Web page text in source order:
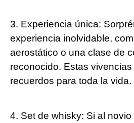
3. Experiencia única:
experiencia inolvidable,
aerostático o una clase de
reconocido. Estas
recuerdos para toda la vida.
4. Set de whisky: Si al